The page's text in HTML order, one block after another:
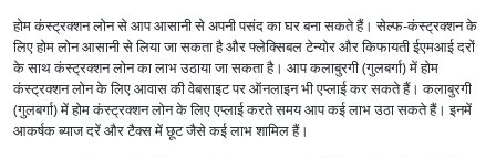
होम कंस्ट्रक्शन लोन से आप आसानी से अपनी पसंद का घर बना सकते हैं। सेल्फ-कंस्ट्रक्शन के
लिए होम लोन आसानी से लिया जा सकता है और फ्लेक्सिबल टेन्योर और किफायती ईएमआई दरों
के साथ कंस्ट्रक्शन लोन का लाभ उठाया जा सकता है। आप कलाबुरगी (गुलबर्गा) में होम
कंस्ट्रक्शन लोन के लिए आवास की वेबसाइट पर ऑनलाइन भी एप्लाई कर सकते हैं। कलाबुरगी
(गुलबर्गा) में होम कंस्ट्रक्शन लोन के लिए एप्लाई करते समय आप कई लाभ उठा सकते हैं। इनमें
आकर्षक ब्याज दरें और टैक्स में छूट जैसे कई लाभ शामिल हैं।